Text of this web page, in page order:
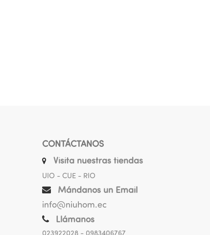
CONTÁCTANOS
Visita nuestras tiendas
UIO - CUE - RIO
Mándanos un Email
info@niuhom.ec
Llámanos